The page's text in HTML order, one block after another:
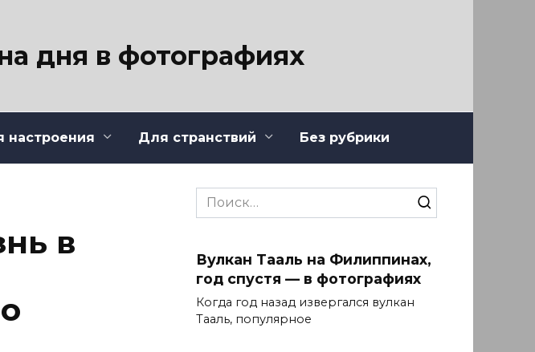
дня в фотографиях
настроения Для странствий Без рубрики
в
Search
for:
Вулкан Тааль на Филиппинах,
год спустя — в фотографиях
Когда год назад извергался вулкан
Тааль, популярное